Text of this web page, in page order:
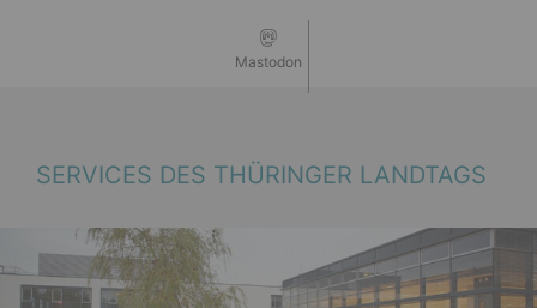
Mastodon
SERVICES DES THÜRINGER LANDTAGS